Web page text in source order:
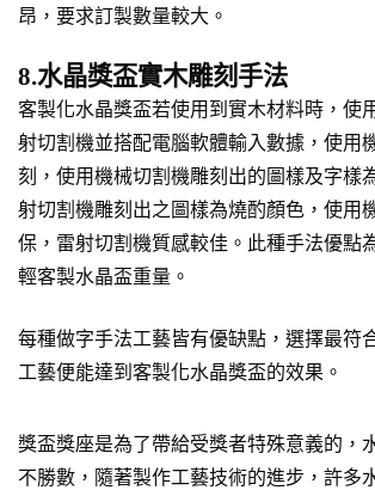
昂，要求訂製數量較大。
8.水晶獎盃實木雕刻手法
客製化水晶獎盃若使用到實木材料時，使
射切割機並搭配電腦軟體輸入數據，使用
刻，使用機械切割機雕刻出的圖樣及字樣
射切割機雕刻出之圖樣為燒酌顏色，使用
保，雷射切割機質感較佳。此種手法優點
輕客製水晶盃重量。
每種做字手法工藝皆有優缺點，選擇最符
工藝便能達到客製化水晶獎盃的效果。
獎盃獎座是為了帶給受獎者特殊意義的，
不勝數，隨著製作工藝技術的進步，許多